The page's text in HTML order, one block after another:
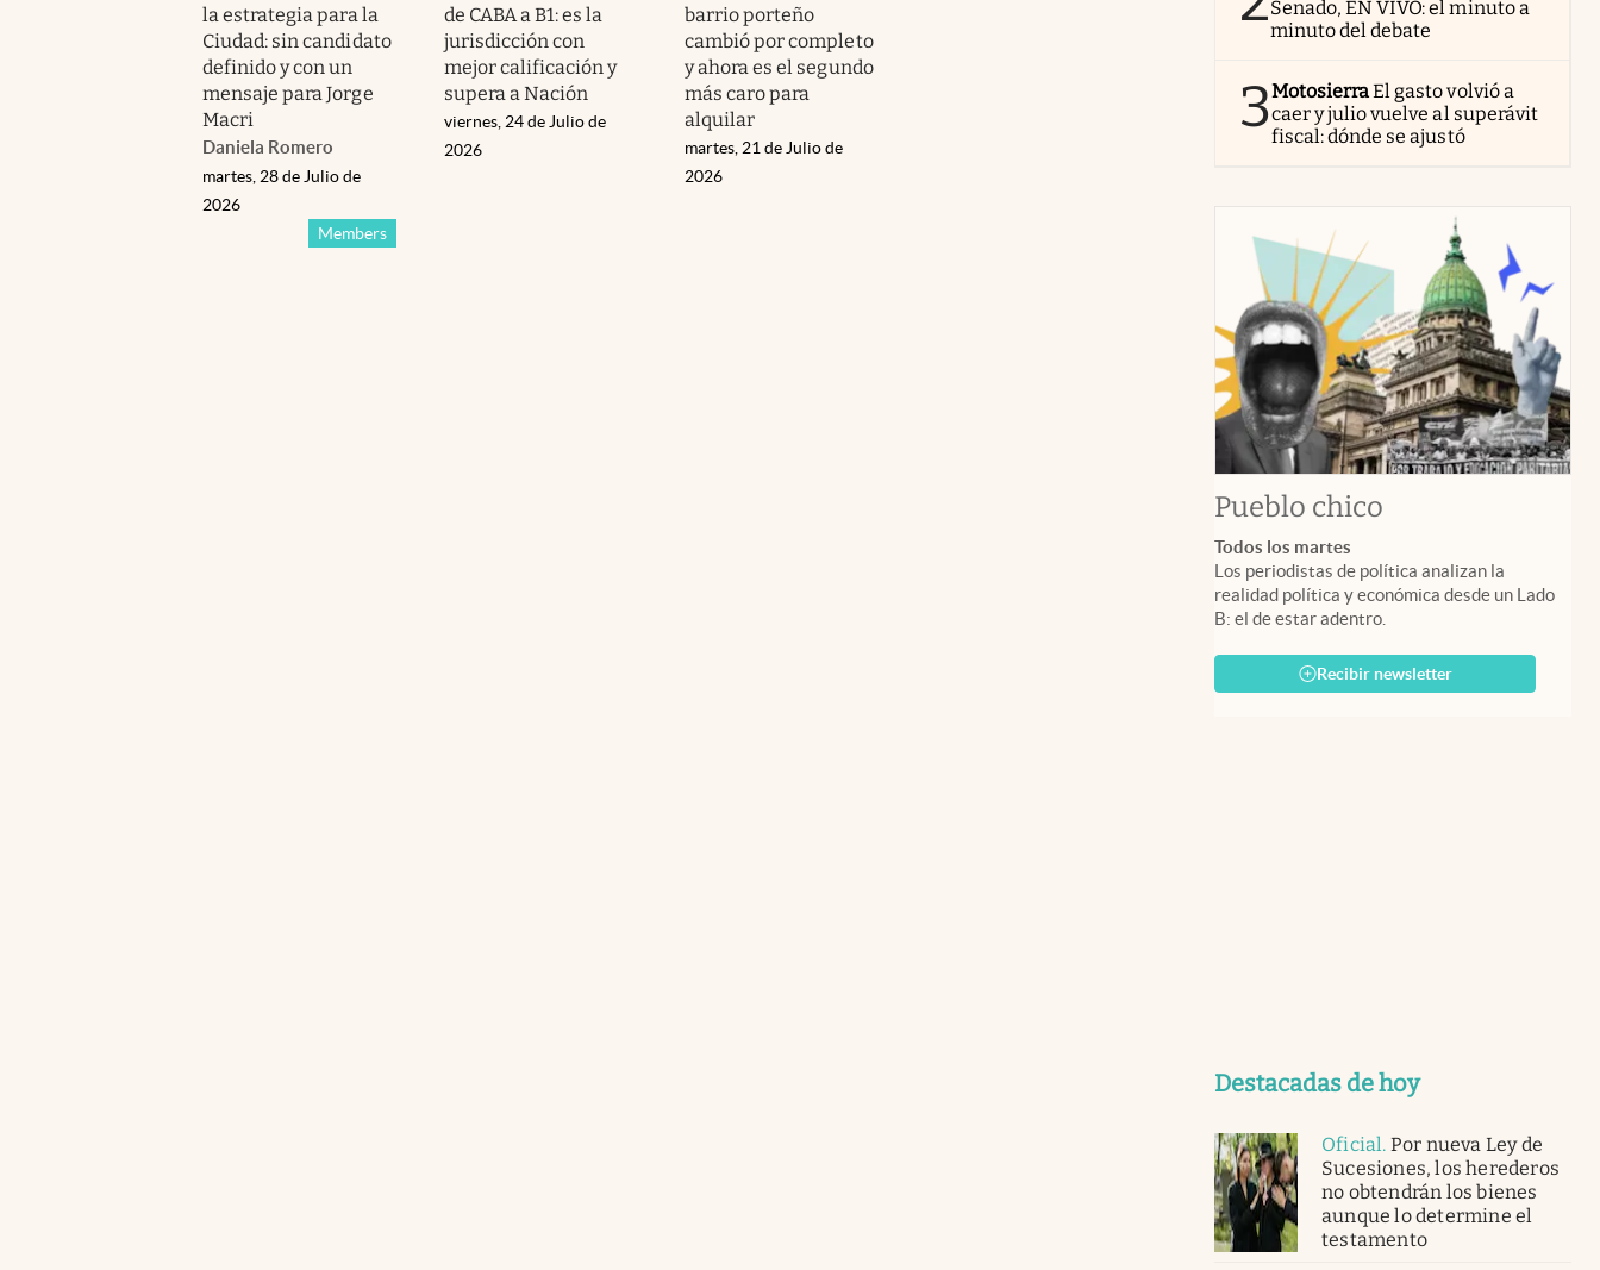
la estrategia para la
Ciudad: sin candidato
definido y con un
mensaje para Jorge
Macri
Daniela Romero
Members
martes, 28 de Julio de
2026
de CABA a B1: es la
jurisdicción con
mejor calificación y
supera a Nación
viernes, 24 de Julio de
2026
barrio porteño
cambió por completo
y ahora es el segundo
más caro para
alquilar
martes, 21 de Julio de
2026
Senado, EN VIVO: el minuto a
minuto del debate
3MotosierraEl gasto volvió a
caer y julio vuelve al superávit
fiscal: dónde se ajustó
Pueblo chico
Todos los martes
Los periodistas de política analizan la
realidad política y económica desde un Lado
B: el de estar adentro.
Recibir newsletter
Destacadas de hoy
Oficial. Por nueva Ley de
Sucesiones, los herederos
no obtendrán los bienes
aunque lo determine el
testamento